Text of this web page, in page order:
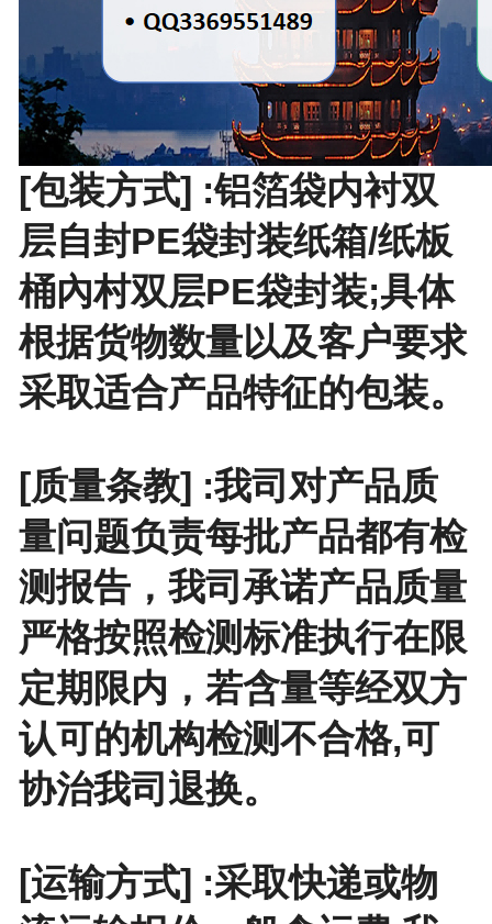
[包装方式] :铝箔袋内衬双
层自封PE袋封装纸箱/纸板
桶內村双层PE袋封装;具体
根据货物数量以及客户要求
采取适合产品特征的包装。
[质量条教] :我司对产品质
量问题负责每批产品都有检
测报告，我司承诺产品质量
严格按照检测标准执行在限
定期限内，若含量等经双方
认可的机构检测不合格,可
协治我司退换。
[运输方式] :采取快递或物